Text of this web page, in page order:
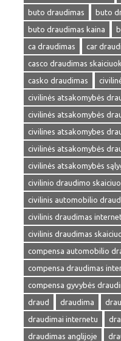
buto draudimas
buto
buto draudimas kaina
ca draudimas
car
casco draudimas
casko draudimas
civilinės atsakomybės
civilinės atsakomybės
civilines atsakomybes
civilinės atsakomybės
civilinės atsakomybės
civilinio draudimo
civilinis automobilio
civilinis draudimas
civilinis draudimas
compensa automobilio
compensa draudimas
compensa gyvybės
draud
draudima
draudimai internetu
draudimas anglijoje